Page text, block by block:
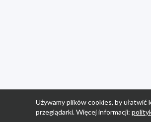
Używamy plików cookies, by ułatwić
przeglądarki. Więcej informacji: